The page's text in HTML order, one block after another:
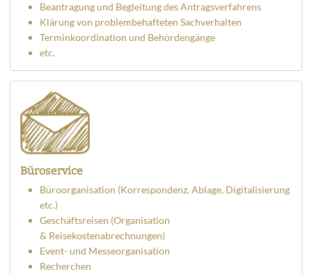
Beantragung und Begleitung des Antragsverfahrens
Klärung von problembehafteten Sachverhalten
Terminkoordination und Behördengänge
etc.
Büroservice
Büroorganisation (Korrespondenz, Ablage, Digitalisierung
etc.)
Geschäftsreisen (Organisation
& Reisekostenabrechnungen)
Event- und Messeorganisation
Recherchen